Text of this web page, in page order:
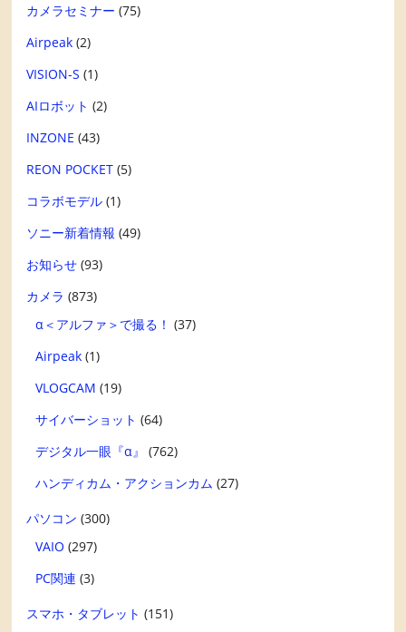
カメラセミナー (75)
Airpeak (2)
VISION-S (1)
AIロボット (2)
INZONE (43)
REON POCKET (5)
コラボモデル (1)
ソニー新着情報 (49)
お知らせ (93)
カメラ (873)
α＜アルファ＞で撮る！ (37)
Airpeak (1)
VLOGCAM (19)
サイバーショット (64)
デジタル一眼『α』
(762)
ハンディカム・アクションカム (27)
パソコン (300)
VAIO (297)
PC関連 (3)
スマホ・タブレット (151)